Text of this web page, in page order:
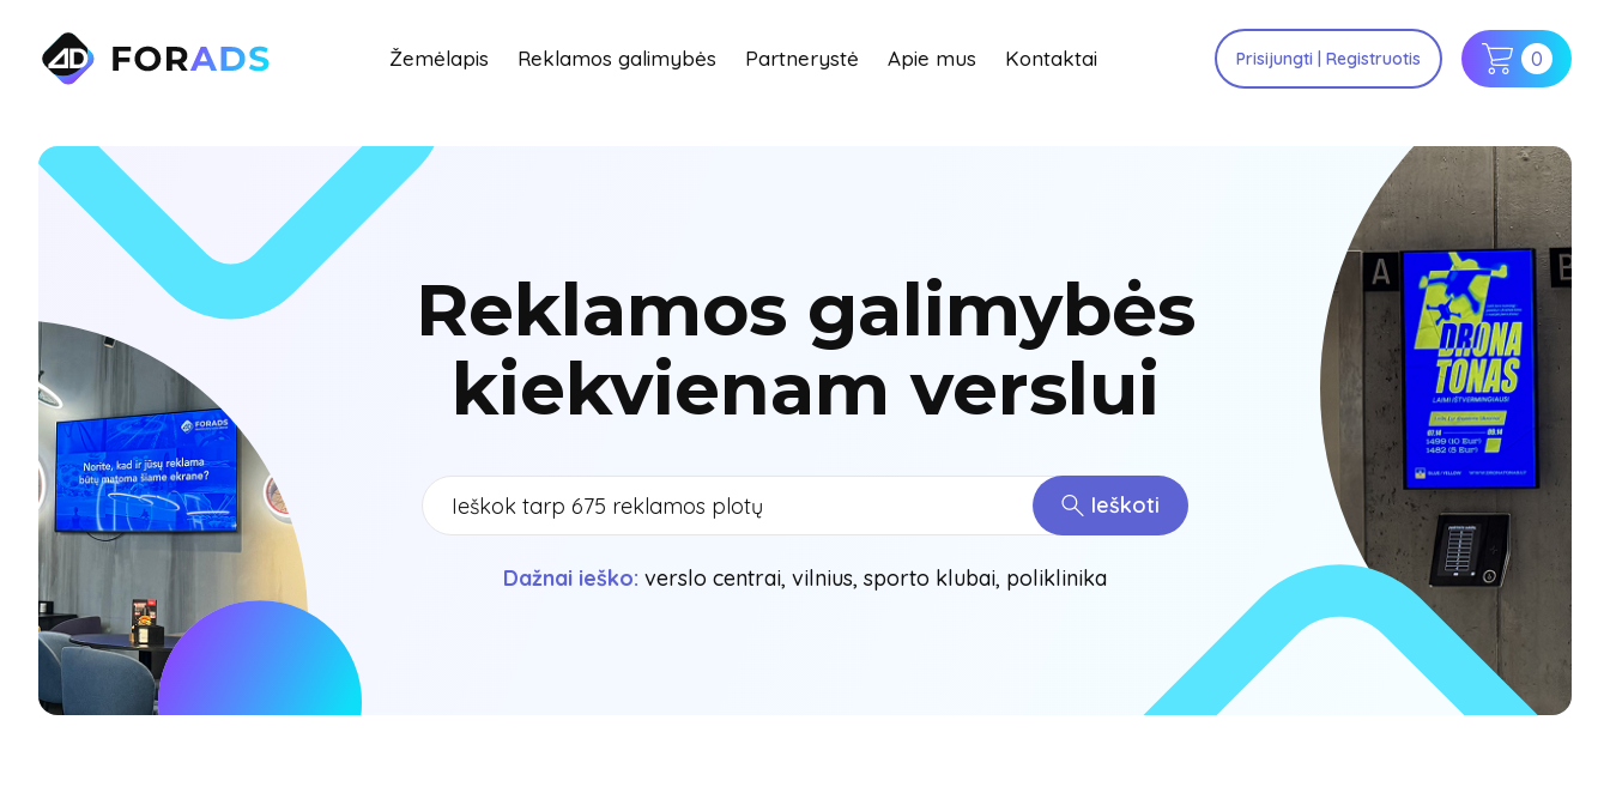
Žemėlapis Reklamos galimybės Partnerystė Apie mus Kontaktai Prisijungti | Registruotis 0
Reklamos galimybės
kiekvienam verslui
Ieškoti
Dažnai ieško: verslo centrai, vilnius, sporto klubai, poliklinika